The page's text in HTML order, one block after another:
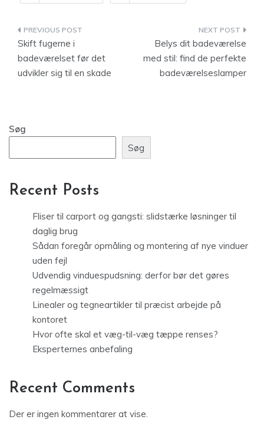
Indlægsnavigation
Skift fugerne i
badeværelset før det
udvikler sig til en skade
Belys dit badeværelse
med stil: find de perfekte
badeværelseslamper
Søg
Søg
Recent Posts
Fliser til carport og gangsti: slidstærke løsninger til
daglig brug
Sådan foregår opmåling og montering af nye vinduer
uden fejl
Udvendig vinduespudsning: derfor bør det gøres
regelmæssigt
Linealer og tegneartikler til præcist arbejde på
kontoret
Hvor ofte skal et væg-til-væg tæppe renses?
Eksperternes anbefaling
Recent Comments
Der er ingen kommentarer at vise.